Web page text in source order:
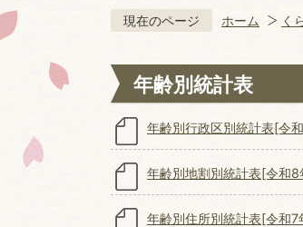
現在のページ ホーム く
年齢別統計表
年齢別行政区別統計表[令
年齢別地割別統計表[令和8
年齢別住所別統計表[令和7